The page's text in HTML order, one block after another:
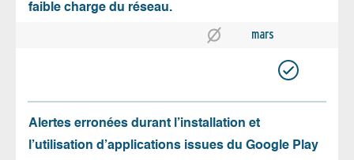
faible charge du réseau.
mars
Alertes erronées durant l’installation et
l’utilisation d’applications issues du Google Play